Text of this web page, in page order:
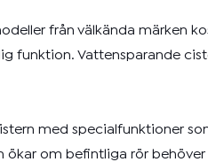
från välkända märken
funktion. Vattensparande
med specialfunktioner
ökar om befintliga rör